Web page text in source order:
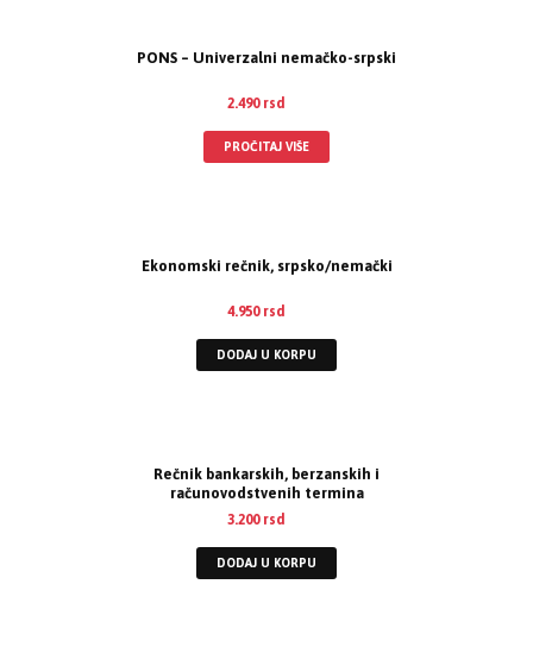
PONS – Univerzalni nemačko-srpski
2.490 rsd
PROČITAJ VIŠE
Ekonomski rečnik, srpsko/nemački
4.950 rsd
DODAJ U KORPU
Rečnik bankarskih, berzanskih i
računovodstvenih termina
3.200 rsd
DODAJ U KORPU